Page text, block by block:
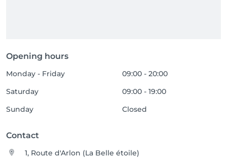
Opening hours
Monday - Friday
09:00 - 20:00
Saturday
09:00 - 19:00
Sunday
Closed
Contact
1, Route d'Arlon (La Belle étoile)